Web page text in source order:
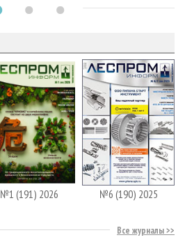
№1 (191) 2026 №6 (190) 2025
Все журналы